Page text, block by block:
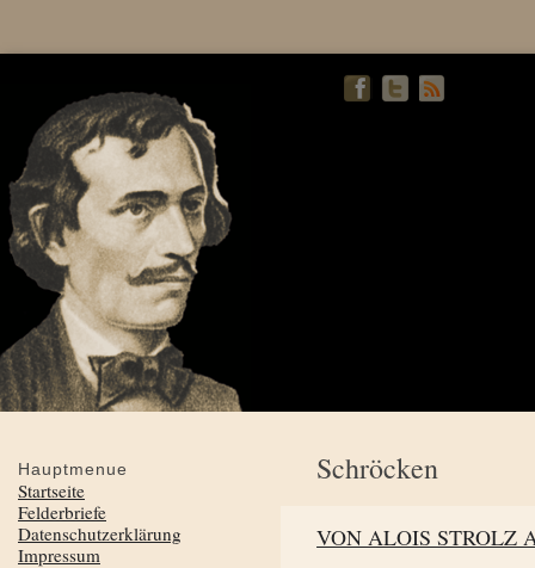
Schröcken
VON ALOIS STROLZ
Hauptmenue
Startseite
Felderbriefe
Datenschutzerklärung
Impressum